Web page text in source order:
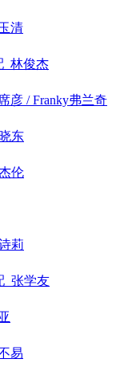
清
_林俊杰
彦 / Franky弗兰奇
东
伦
莉
_张学友
易